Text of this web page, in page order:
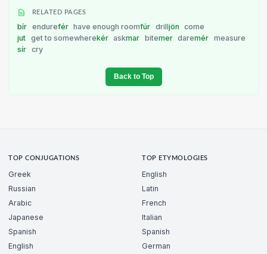
RELATED PAGES
bír endurefér have enough roomfúr drilljön
come
jut get to somewherekér askmar bitemer daremér measure
sír cry
Back to Top
TOP CONJUGATIONS
Greek
Russian
Arabic
Japanese
Spanish
English
TOP ETYMOLOGIES
English
Latin
French
Italian
Spanish
German